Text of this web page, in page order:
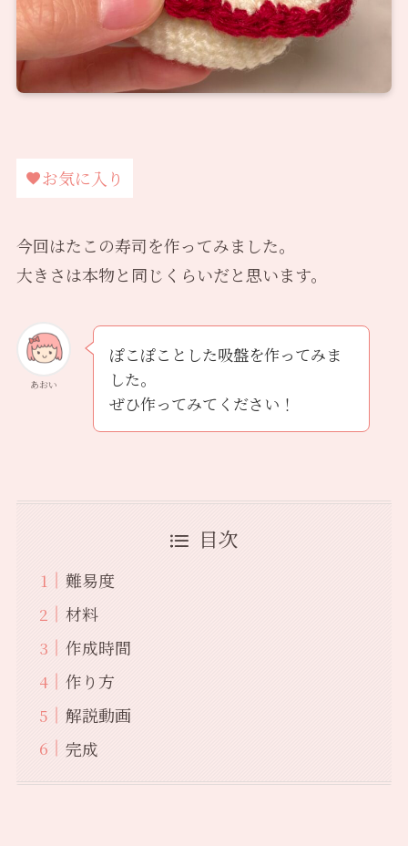
お気に入り
今回はたこの寿司を作ってみました。
大きさは本物と同じくらいだと思います。
あおい
ぽこぽことした吸盤を作ってみま
した。
ぜひ作ってみてください！
目次
難易度
材料
作成時間
作り方
解説動画
完成